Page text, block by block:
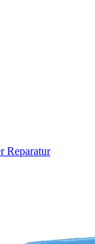
Reparatur